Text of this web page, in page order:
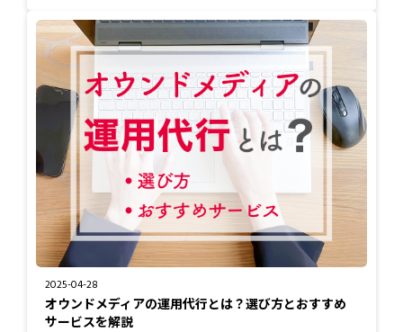
2025-04-28
オウンドメディアの運用代行とは？選び方とおすすめ
サービスを解説